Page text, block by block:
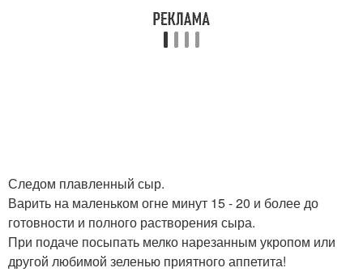
Следом плавленный сыр.
Варить на маленьком огне минут 15 - 20 и более до
готовности и полного растворения сыра.
При подаче посыпать мелко нарезанным укропом или
другой любимой зеленью приятного аппетита!